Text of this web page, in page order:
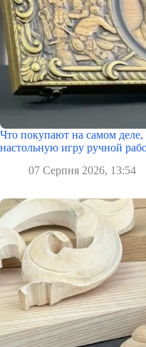
Что покупают на самом
настольную игру ручной
07 Серпня 2026, 13:54